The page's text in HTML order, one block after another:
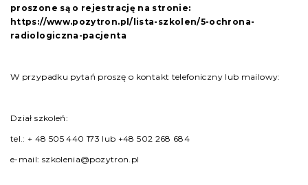
proszone są o rejestrację na stronie:
https://www.pozytron.pl/lista-szkolen/5-ochrona-
radiologiczna-pacjenta
W przypadku pytań proszę o kontakt telefoniczny lub mailowy:
Dział szkoleń:
tel.: + 48 505 440 173 lub +48 502 268 684
e-mail: szkolenia@pozytron.pl